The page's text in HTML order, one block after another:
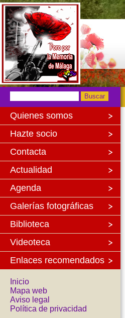
Quienes somos
Hazte socio
Contacta
Actualidad
Agenda
Galerías fotográficas
Biblioteca
Videoteca
Enlaces recomendados
Inicio
Mapa web
Aviso legal
Política de privacidad